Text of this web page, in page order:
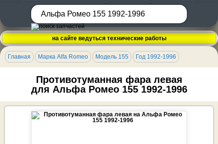
на сайте ведуться технические работы
Главная Марка Alfa Romeo Модель 155 Год 1992-1996
Противотуманная фара левая
для Альфа Ромео 155 1992-1996